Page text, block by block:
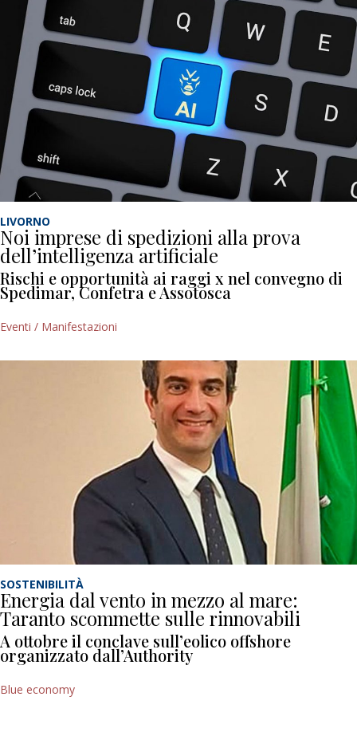
LIVORNO
Noi imprese di spedizioni alla prova
dell’intelligenza artificiale
Rischi e opportunità ai raggi x nel convegno di
Spedimar, Confetra e Assotosca
Eventi / Manifestazioni
SOSTENIBILITÀ
Energia dal vento in mezzo al mare:
Taranto scommette sulle rinnovabili
A ottobre il conclave sull’eolico offshore
organizzato dall’Authority
Blue economy